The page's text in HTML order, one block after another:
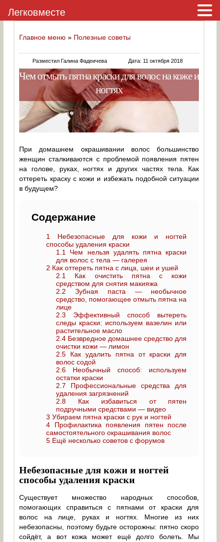
Главное меню » Полезные советы
Разместил Галина Фадеичева Дата: 11 октября 2018
Чем отмыть пятна краски для волос на коже и
ногтях
При домашнем окрашивании волос большинство
женщин сталкиваются с проблемой появления пятен
на голове, руках, ногтях и других частях тела. Как
оттереть краску с кожи и избежать подобной ситуации
в будущем?
Содержание
1
Небезопасные для кожи и ногтей
способы удаления краски
1.1
Чем нельзя удалять пятна краски
для волос с тела — галерея
2 Как оттереть пятна с лица, шеи и ушей
2.1
Как очистить пятна с кожи
средством для снятия макияжа
2.2 Зубная паста — необычное
средство, помогающее отмыть пятна на
лице
2.3 Эффективный способ вытереть
следы краски: используем вазелин или
растительное масло
2.4 Безвредное домашнее средство для
очистки кожи — лимон
2.5 Как удалить пятна от краски для
волос содой
2.6 Необычный способ: используем
остатки краски
2.7 Профессиональные средства для
удаления загрязнений
2.8 Как избавиться от пятен
подручными средствами — видео
3 Убираем пятна краски с рук и ногтей
4 Профилактика появления пятен после
самостоятельного окрашивания волос
5 Ещё несколько советов с форумов
Небезопасные для кожи и ногтей
способы удаления краски
Существует множество народных способов,
помогающих справиться с пятнами от краски для
волос на лице, руках и ногтях. Многие из них
небезопасны, поэтому будьте осторожны: пятно скоро
сойдёт, а вот кожа может ещё долго болеть. Мы
Легковместе